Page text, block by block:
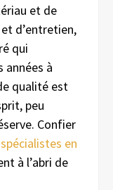
et de
d’entretien,
qui
années à
qualité est
peu
Confier
spécialistes en
à l’abri de